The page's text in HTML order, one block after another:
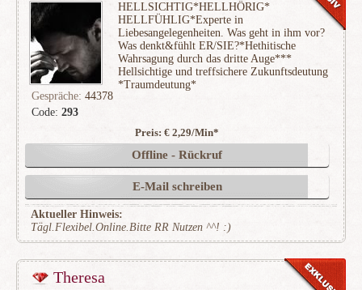
Code: 293
HELLSICHTIG*HELLHÖRIG*
HELLFÜHLIG*Experte in
Liebesangelegenheiten. Was geht in ihm vor?
Was denkt&fühlt ER/SIE?*Hethitische
Wahrsagung durch das dritte Auge***
Hellsichtige und treffsichere Zukunftsdeutung
*Traumdeutung*
Gespräche: 44378
(8930)
Preis: € 2,29/Min*
Offline - Rückruf
E-Mail schreiben
Aktueller Hinweis:
Tägl.Flexibel.Online.Bitte RR Nutzen ^^! :)
Theresa